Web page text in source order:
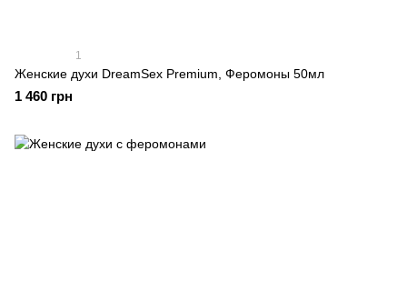
1
Женские духи DreamSex Premium, Феромоны 50мл
1 460 грн